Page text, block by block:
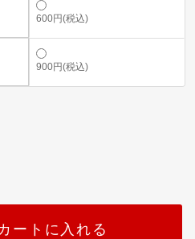
600円(税込)
900円(税込)
ートに入れる